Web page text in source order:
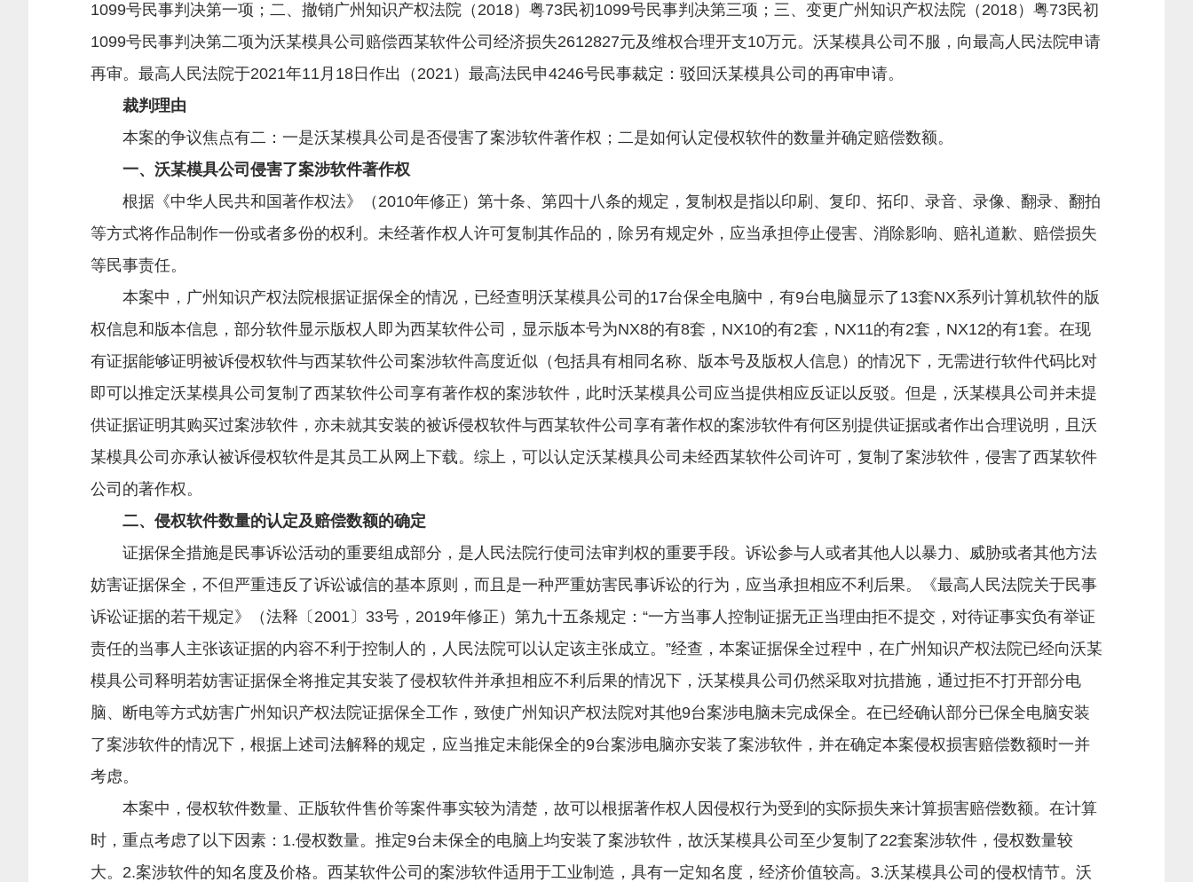
1099号民事判决第一项；二、撤销广州知识产权法院（2018）粤73民初1099号民事判决第三项；三、变更广州知识产权法院（2018）粤73民初
1099号民事判决第二项为沃某模具公司赔偿西某软件公司经济损失2612827元及维权合理开支10万元。沃某模具公司不服，向最高人民法院申请
再审。最高人民法院于2021年11月18日作出（2021）最高法民申4246号民事裁定：驳回沃某模具公司的再审申请。
裁判理由
本案的争议焦点有二：一是沃某模具公司是否侵害了案涉软件著作权；二是如何认定侵权软件的数量并确定赔偿数额。
一、沃某模具公司侵害了案涉软件著作权
根据《中华人民共和国著作权法》（2010年修正）第十条、第四十八条的规定，复制权是指以印刷、复印、拓印、录音、录像、翻录、翻拍
等方式将作品制作一份或者多份的权利。未经著作权人许可复制其作品的，除另有规定外，应当承担停止侵害、消除影响、赔礼道歉、赔偿损失
等民事责任。
本案中，广州知识产权法院根据证据保全的情况，已经查明沃某模具公司的17台保全电脑中，有9台电脑显示了13套NX系列计算机软件的版
权信息和版本信息，部分软件显示版权人即为西某软件公司，显示版本号为NX8的有8套，NX10的有2套，NX11的有2套，NX12的有1套。在现
有证据能够证明被诉侵权软件与西某软件公司案涉软件高度近似（包括具有相同名称、版本号及版权人信息）的情况下，无需进行软件代码比对
即可以推定沃某模具公司复制了西某软件公司享有著作权的案涉软件，此时沃某模具公司应当提供相应反证以反驳。但是，沃某模具公司并未提
供证据证明其购买过案涉软件，亦未就其安装的被诉侵权软件与西某软件公司享有著作权的案涉软件有何区别提供证据或者作出合理说明，且沃
某模具公司亦承认被诉侵权软件是其员工从网上下载。综上，可以认定沃某模具公司未经西某软件公司许可，复制了案涉软件，侵害了西某软件
公司的著作权。
二、侵权软件数量的认定及赔偿数额的确定
证据保全措施是民事诉讼活动的重要组成部分，是人民法院行使司法审判权的重要手段。诉讼参与人或者其他人以暴力、威胁或者其他方法
妨害证据保全，不但严重违反了诉讼诚信的基本原则，而且是一种严重妨害民事诉讼的行为，应当承担相应不利后果。《最高人民法院关于民事
诉讼证据的若干规定》（法释〔2001〕33号，2019年修正）第九十五条规定：“一方当事人控制证据无正当理由拒不提交，对待证事实负有举证
责任的当事人主张该证据的内容不利于控制人的，人民法院可以认定该主张成立。”经查，本案证据保全过程中，在广州知识产权法院已经向沃某
模具公司释明若妨害证据保全将推定其安装了侵权软件并承担相应不利后果的情况下，沃某模具公司仍然采取对抗措施，通过拒不打开部分电
脑、断电等方式妨害广州知识产权法院证据保全工作，致使广州知识产权法院对其他9台案涉电脑未完成保全。在已经确认部分已保全电脑安装
了案涉软件的情况下，根据上述司法解释的规定，应当推定未能保全的9台案涉电脑亦安装了案涉软件，并在确定本案侵权损害赔偿数额时一并
考虑。
本案中，侵权软件数量、正版软件售价等案件事实较为清楚，故可以根据著作权人因侵权行为受到的实际损失来计算损害赔偿数额。在计算
时，重点考虑了以下因素：1.侵权数量。推定9台未保全的电脑上均安装了案涉软件，故沃某模具公司至少复制了22套案涉软件，侵权数量较
大。2.案涉软件的知名度及价格。西某软件公司的案涉软件适用于工业制造，具有一定知名度，经济价值较高。3.沃某模具公司的侵权情节。沃